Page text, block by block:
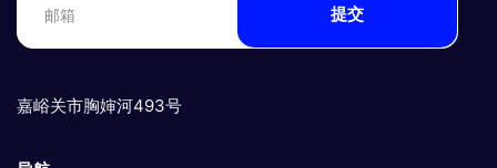
提交
嘉峪关市胸婶河493号